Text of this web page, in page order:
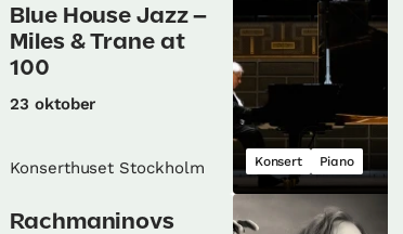
Blue House Jazz –
Miles & Trane at
100
23 oktober
Konserthuset Stockholm Konsert Piano
Rachmaninovs